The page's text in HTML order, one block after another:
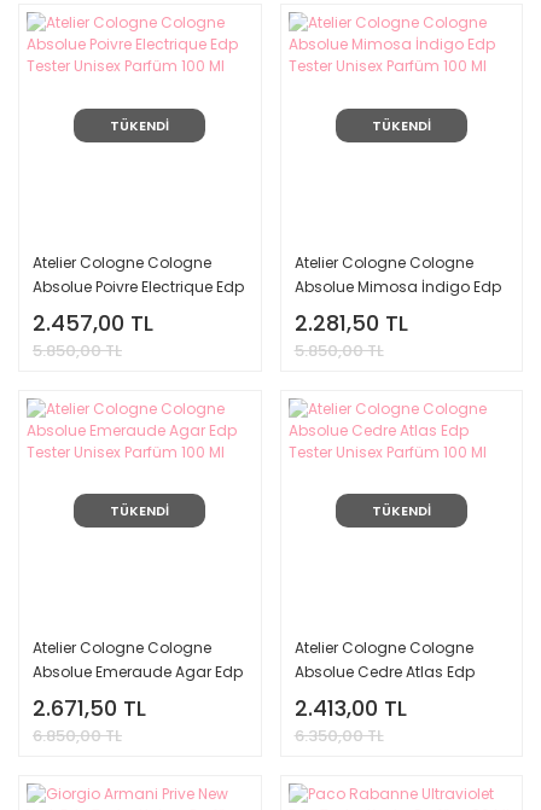
TÜKENDİ
Atelier Cologne Cologne
Absolue Poivre Electrique Edp
Tester Unisex Parfüm 100 Ml
2.457,00 TL
5.850,00 TL
TÜKENDİ
Atelier Cologne Cologne
Absolue Mimosa İndigo Edp
Tester Unisex Parfüm 100 Ml
2.281,50 TL
5.850,00 TL
TÜKENDİ
Atelier Cologne Cologne
Absolue Emeraude Agar Edp
Tester Unisex Parfüm 100 Ml
2.671,50 TL
6.850,00 TL
TÜKENDİ
Atelier Cologne Cologne
Absolue Cedre Atlas Edp
Tester Unisex Parfüm 100 Ml
2.413,00 TL
6.350,00 TL